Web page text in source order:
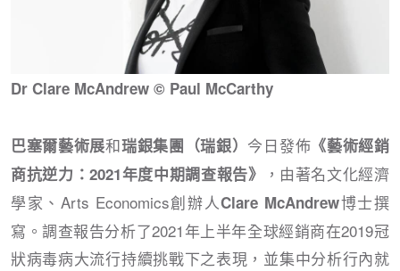
Dr Clare McAndrew © Paul McCarthy
巴塞爾藝術展和瑞銀集團（瑞銀） 今日發佈 《藝術經銷
商抗逆力：2021年度中期調查報告》
，由著名文化經濟
學家、Arts Economics創辦人Clare McAndrew博士撰
寫。調查報告分析了2021年上半年全球經銷商在2019冠
狀病毒病大流行持續挑戰下之表現，並集中分析行內就